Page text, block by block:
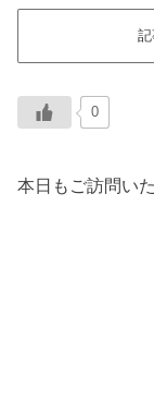
記
0
本日もご訪問い